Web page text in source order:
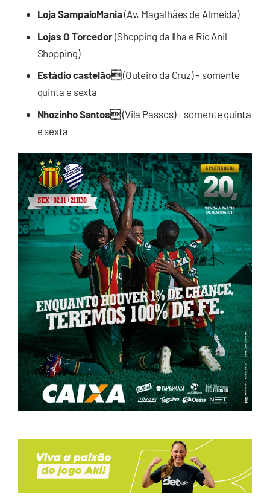
Loja SampaioMania(Av. Magalhães de Almeida)
Lojas O Torcedor(Shopping da Ilha e Rio Anil
Shopping)
Estádio castelão(Outeiro da Cruz) – somente
quinta e sexta
Nhozinho Santos(Vila Passos) – somente quinta
e sexta